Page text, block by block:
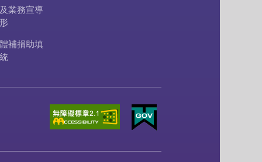
業務宣導
補捐助填